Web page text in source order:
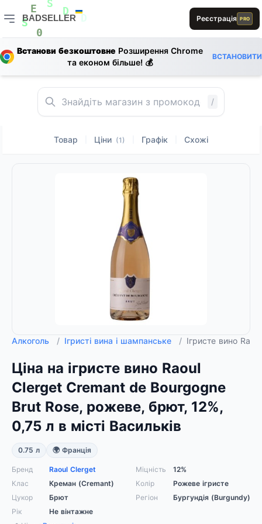
E
E
E
E
R
S
L
A
L
S
L
B
A
D
BADSELLER
BADSELLER — порівняння цін і знижки
Реєстрація PRO
Встанови безкоштовне Розширення Chrome
та економ більше! 💰
ВСТАНОВИТИ
/
Товар Ціни (1) Графік Схожі
Алкоголь / Ігристі вина і шампанське / Ігристе вино
Ціна на ігристе вино Raoul
Clerget Cremant de Bourgogne
Brut Rosе, рожеве, брют, 12%,
0,75 л в місті Васильків
0.75 л 🌍 Франція
Бренд Raoul Clerget Міцність
12%
Клас
Креман (Cremant) Колір
Рожеве ігристе
Цукор
Брют Регіон
Бургундія (Burgundy)
Рік
Не вінтажне